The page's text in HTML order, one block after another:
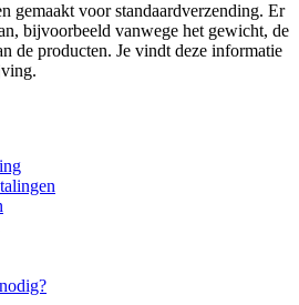
gemaakt voor standaardverzending. Er
bijvoorbeeld vanwege het gewicht, de
de producten. Je vindt deze informatie